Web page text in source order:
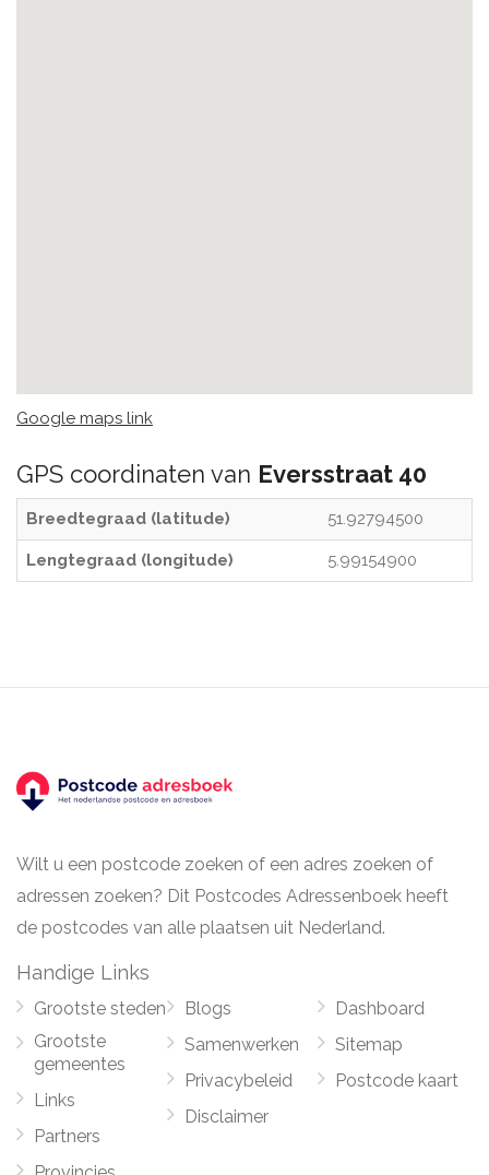
Google maps link
GPS coordinaten van Eversstraat 40
Breedtegraad (latitude) 51.92794500
Lengtegraad (longitude) 5.99154900
Wilt u een postcode zoeken of een adres zoeken of
adressen zoeken? Dit Postcodes Adressenboek heeft
de postcodes van alle plaatsen uit Nederland.
Handige Links
Grootste steden
Grootste
gemeentes
Links
Partners
Blogs
Samenwerken
Privacybeleid
Disclaimer
Dashboard
Sitemap
Postcode kaart